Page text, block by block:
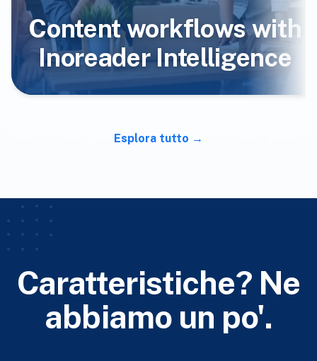
Content workflows with
Inoreader Intelligence
Esplora tutto
Caratteristiche? Ne
abbiamo un po'.